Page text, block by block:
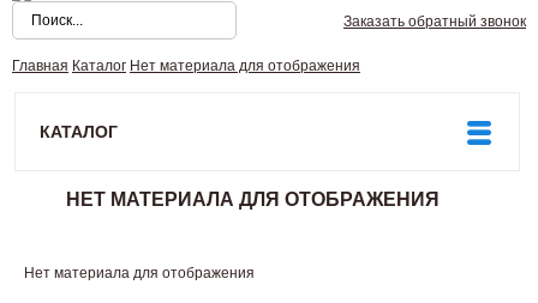
Заказать обратный звонок
Главная Каталог Нет материала для отображения
КАТАЛОГ
НЕТ МАТЕРИАЛА ДЛЯ ОТОБРАЖЕНИЯ
Нет материала для отображения